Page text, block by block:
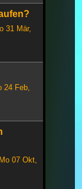
31 Mär,
24 Feb,
Mo 07 Okt,